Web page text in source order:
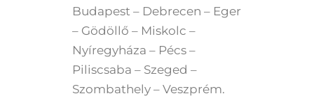
Budapest – Debrecen – Eger
– Gödöllő – Miskolc –
Nyíregyháza – Pécs –
Piliscsaba – Szeged –
Szombathely – Veszprém.